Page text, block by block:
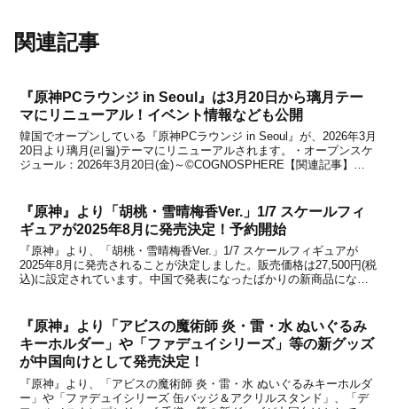
関連記事
『原神PCラウンジ in Seoul』は3月20日から璃月テー
マにリニューアル！イベント情報なども公開
韓国でオープンしている『原神PCラウンジ in Seoul』が、2026年3月
20日より璃月(리월)テーマにリニューアルされます。・オープンスケ
ジュール：2026年3月20日(金)～©COGNOSPHERE【関連記事】
『原神』より「胡桃・雪晴梅香Ver.」1/7 スケールフィ
ギュアが2025年8月に発売決定！予約開始
『原神』より、「胡桃・雪晴梅香Ver.」1/7 スケールフィギュアが
2025年8月に発売されることが決定しました。販売価格は27,500円(税
込)に設定されています。中国で発表になったばかりの新商品になり
『原神』より「アビスの魔術師 炎・雷・水 ぬいぐるみ
キーホルダー」や「ファデュイシリーズ」等の新グッズ
が中国向けとして発売決定！
『原神』より、「アビスの魔術師 炎・雷・水 ぬいぐるみキーホルダ
ー」や「ファデュイシリーズ 缶バッジ＆アクリルスタンド」、「デ